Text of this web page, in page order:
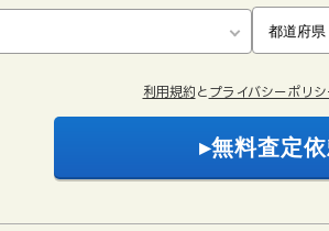
利用規約 と プライバシーポリシ